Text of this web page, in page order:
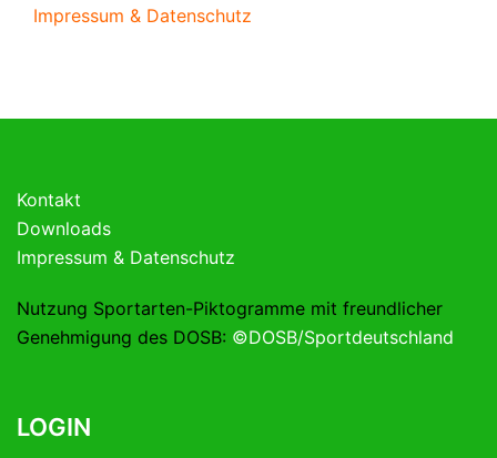
Impressum & Datenschutz
Kontakt
Downloads
Impressum & Datenschutz
Nutzung Sportarten-Piktogramme mit freundlicher
Genehmigung des DOSB: ©DOSB/Sportdeutschland
LOGIN